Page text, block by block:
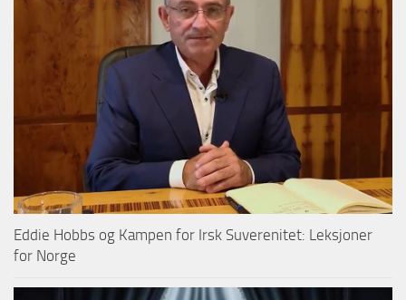
Eddie Hobbs og Kampen for Irsk Suverenitet: Leksjoner
for Norge